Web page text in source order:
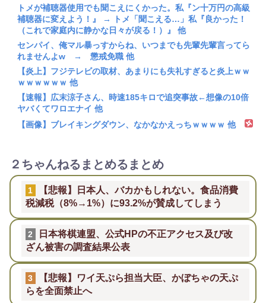
トメが補聴器使用でも聞こえにくかった。私『ン十万円の高級
補聴器に変えよう！』 → トメ「聞こえる…」私『良かった！
（これで家庭内に静かな日々が戻る！）』 他
センパイ、俺マル暴っすからね、いつまでも先輩先輩言ってら
れませんよw → 懲戒免職 他
【炎上】フジテレビの取材、あまりにも失礼すぎると炎上ｗｗ
ｗｗｗｗｗｗ 他
【速報】広末涼子さん、時速185キロで追突事故←想像の10倍
ヤバくてワロエナイ 他
【画像】ブレイキングダウン、なかなかえっちｗｗｗｗ 他
２ちゃんねるまとめるまとめ
1
【悲報】日本人、バカかもしれない。食品消費
税減税（8%→1%）に93.2%が賛成してしまう
2
日本将棋連盟、公式HPの不正アクセス及び改
ざん被害の調査結果公表
3
【悲報】ワイ天ぷら担当大臣、かぼちゃの天ぷ
らを全面禁止へ